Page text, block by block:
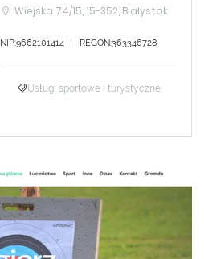
Wiejska 74/15, 15-352, Białystok
NIP:9662101414 REGON:363346728
Usługi sportowe i turystyczne